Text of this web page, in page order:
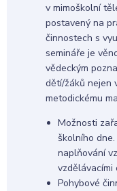
v mimoškolní
postavený na
činnostech s
semináře je
vědeckým
dětí/žáků nejen
metodickému
Možnosti
školního
naplňování
vzdělávacími
Pohybové